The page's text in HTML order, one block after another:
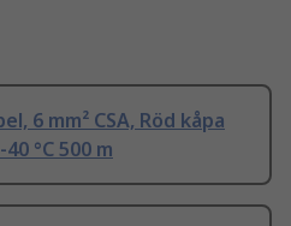
6 mm² CSA, Röd kåpa
°C 500 m